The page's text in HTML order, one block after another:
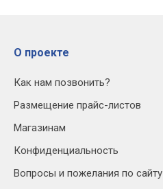
О проекте
Как нам позвонить?
Размещение прайс-листов
Магазинам
Конфиденциальность
Вопросы и пожелания по сайту